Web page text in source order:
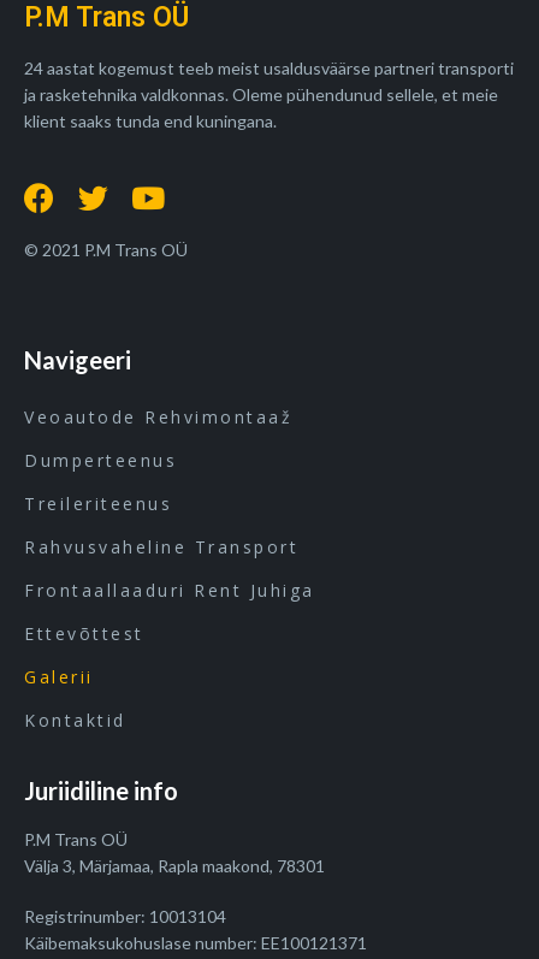
P.M Trans OÜ
24 aastat kogemust teeb meist usaldusväärse partneri transporti
ja rasketehnika valdkonnas. Oleme pühendunud sellele, et meie
klient saaks tunda end kuningana.
© 2021 P.M Trans OÜ
Navigeeri
Veoautode Rehvimontaaž
Dumperteenus
Treileriteenus
Rahvusvaheline Transport
Frontaallaaduri Rent Juhiga
Ettevõttest
Galerii
Kontaktid
Juriidiline info
P.M Trans OÜ
Välja 3, Märjamaa, Rapla maakond, 78301
Registrinumber: 10013104
Käibemaksukohuslase number: EE100121371